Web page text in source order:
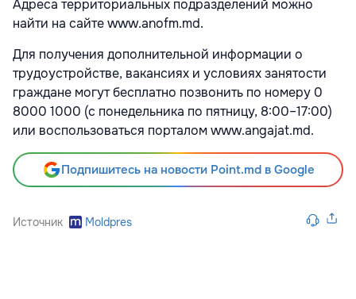
Адреса территориальных подразделений можно
найти на сайте www.anofm.md.
Для получения дополнительной информации о
трудоустройстве, вакансиях и условиях занятости
граждане могут бесплатно позвонить по номеру 0
8000 1000 (с понедельника по пятницу, 8:00–17:00)
или воспользоваться порталом www.angajat.md.
Подпишитесь на новости Point.md в Google
Источник Moldpres